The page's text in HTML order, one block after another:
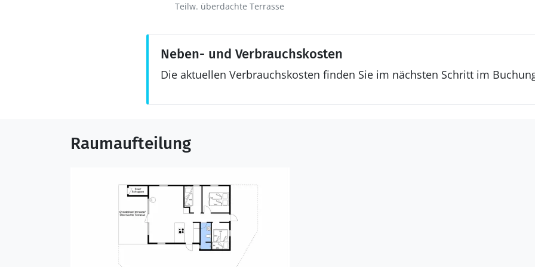
Teilw. überdachte Terrasse
Neben- und Verbrauchskosten
Die aktuellen Verbrauchskosten finden Sie im nächsten Schritt im
Raumaufteilung